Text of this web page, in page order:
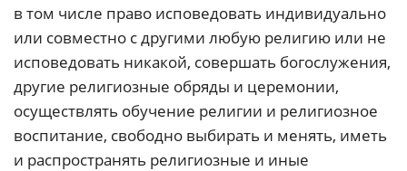
в том числе право исповедовать индивидуально
или совместно с другими любую религию или не
исповедовать никакой, совершать богослужения,
другие религиозные обряды и церемонии,
осуществлять обучение религии и религиозное
воспитание, свободно выбирать и менять, иметь
и распространять религиозные и иные